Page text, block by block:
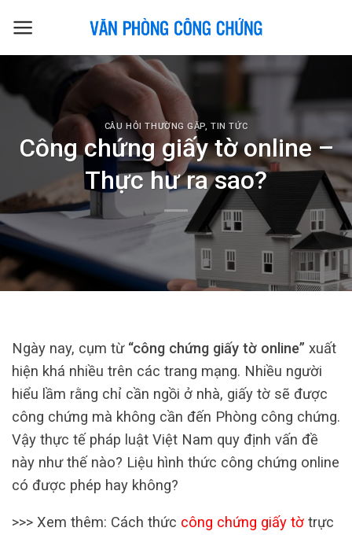
CÂU HỎI THƯỜNG GẶP,TIN TỨC
Công chứng giấy tờ online –
Thực hư ra sao?
Ngày nay, cụm từ “công chứng giấy tờ online” xuất
hiện khá nhiều trên các trang mạng. Nhiều người
hiểu lầm rằng chỉ cần ngồi ở nhà, giấy tờ sẽ được
công chứng mà không cần đến Phòng công chứng.
Vậy thực tế pháp luật Việt Nam quy định vấn đề
này như thế nào? Liệu hình thức công chứng online
có được phép hay không?
>>> Xem thêm: Cách thức công chứng giấy tờ trực